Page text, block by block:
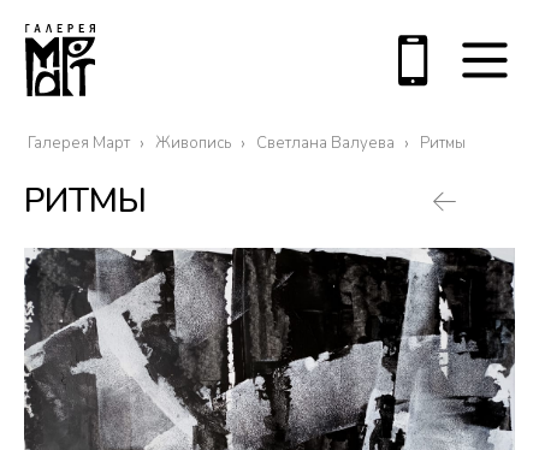
Галерея Март Живопись Светлана Валуева Ритмы
РИТМЫ